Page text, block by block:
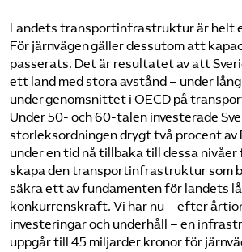
Landets transportinfrastruktur är helt
För järnvägen gäller dessutom att
passerats. Det är resultatet av att
ett land med stora avstånd – under
under genomsnittet i OECD på
Under 50- och 60-talen investerade
storleksordningen drygt två procent av
under en tid nå tillbaka till dessa
skapa den transportinfrastruktur som
säkra ett av fundamenten för landets
konkurrenskraft. Vi har nu – efter
investeringar och underhåll – en
uppgår till 45 miljarder kronor för